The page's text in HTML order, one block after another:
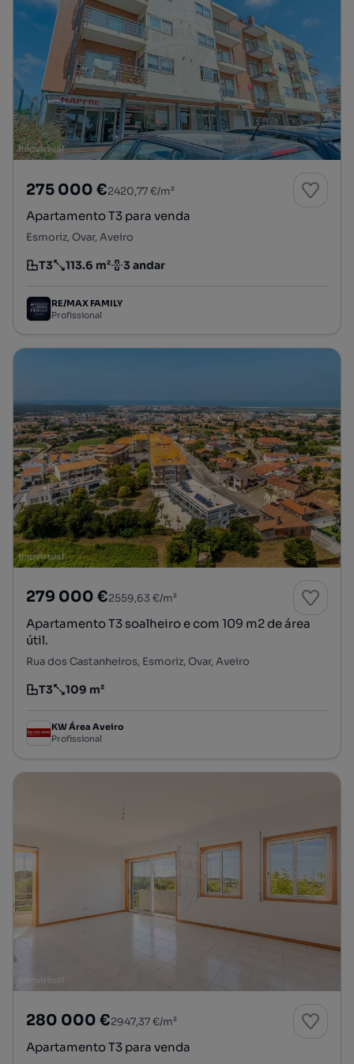
275 000 €2420,77 €/m²
Apartamento T3 para venda
Esmoriz, Ovar, Aveiro
Tipologia
T3
Preço por metro quadrado
113.6 m²
Andar 3 andar
RE/MAX FAMILY
Profissional
279 000 €2559,63 €/m²
Apartamento T3 soalheiro e com 109 m2 de área
útil.
Rua dos Castanheiros, Esmoriz, Ovar, Aveiro
Tipologia
T3
Preço por metro quadrado
109 m²
KW Área Aveiro
Profissional
280 000 €2947,37 €/m²
Apartamento T3 para venda